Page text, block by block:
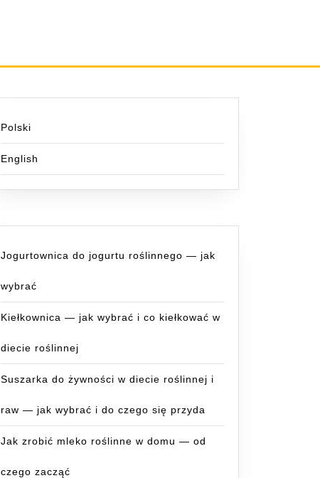
Polski
English
Jogurtownica do jogurtu roślinnego — jak
wybrać
Kiełkownica — jak wybrać i co kiełkować w
diecie roślinnej
Suszarka do żywności w diecie roślinnej i
raw — jak wybrać i do czego się przyda
Jak zrobić mleko roślinne w domu — od
czego zacząć